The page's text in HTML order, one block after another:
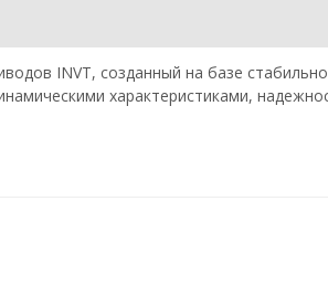
INVT, созданный на базе
характеристиками,